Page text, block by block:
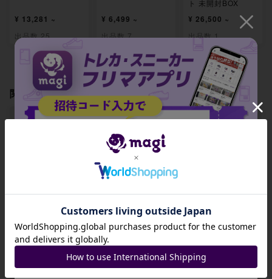
¥ 13,281 ~
出品数 25
¥ 6,499 ~
出品数 7
ト 未開封BOX
¥ 26,500 ~
出品数 1
関連製品
【ARS10+】メガ
アブソルex SR 07
-
出品数 0
【ARS10+】メガ
クチートex SR 08
0/063
-
【ARS10+】パワ
81/063
-
招待コード
JA9XS8
コピーする